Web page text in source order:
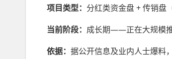
项目类型： 分红类资金盘 + 传销盘
当前阶段： 成长期——正在大规模
依据： 据公开信息及业内人士爆料